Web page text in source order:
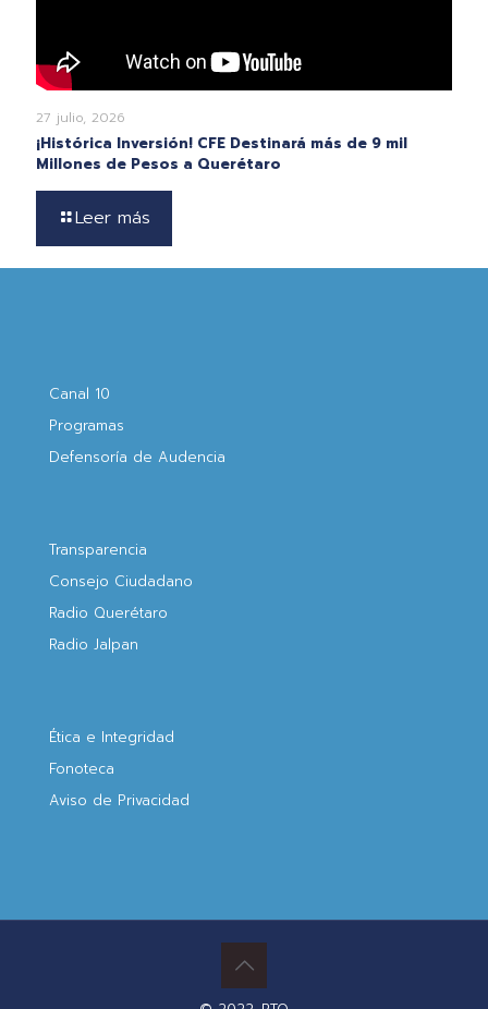
27 julio, 2026
¡Histórica Inversión! CFE Destinará más de 9 mil
Millones de Pesos a Querétaro
Leer más
Canal 10
Programas
Defensoría de Audencia
Transparencia
Consejo Ciudadano
Radio Querétaro
Radio Jalpan
Ética e Integridad
Fonoteca
Aviso de Privacidad